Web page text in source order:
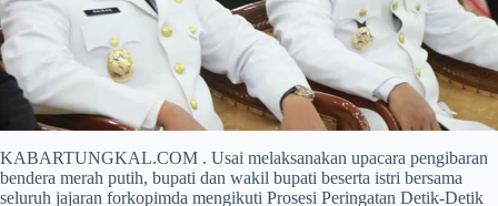
KABARTUNGKAL.COM . Usai melaksanakan upacara pengibaran
bendera merah putih, bupati dan wakil bupati beserta istri bersama
seluruh jajaran forkopimda mengikuti Prosesi Peringatan Detik-Detik